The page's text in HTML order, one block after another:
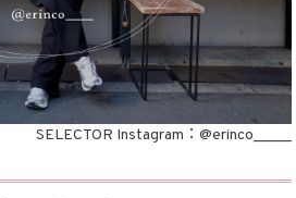
HIT ITEM
SELECTOR Instagram： @erinco_____